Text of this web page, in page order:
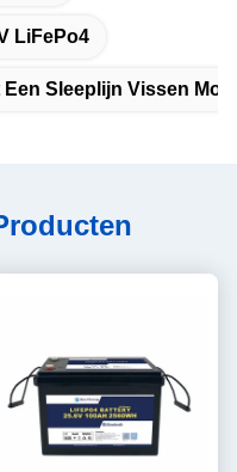
LiFePo4
Een Sleeplijn Vissen